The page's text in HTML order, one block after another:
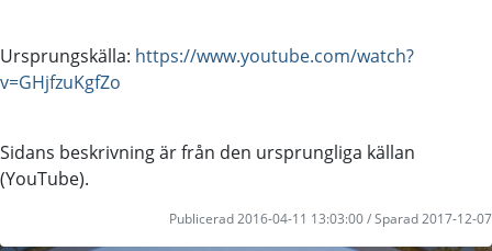
Ursprungskälla: https://www.youtube.com/watch?
v=GHjfzuKgfZo
Sidans beskrivning är från den ursprungliga källan
(YouTube).
Publicerad 2016-04-11 13:03:00 / Sparad 2017-12-07